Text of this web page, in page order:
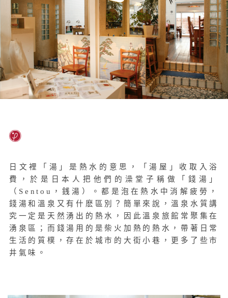
日文裡「湯」是熱水的意思，「湯屋」收取入浴
費，於是日本人把他們的澡堂子稱做「錢湯」
（Sentou，銭湯）。都是泡在熱水中消解疲勞，
錢湯和溫泉又有什麽區別？簡單來說，溫泉水質講
究一定是天然湧出的熱水，因此溫泉旅館常聚集在
湧泉區；而錢湯用的是柴火加熱的熱水，帶著日常
生活的質樸，存在於城市的大街小巷，更多了些市
井氣味。